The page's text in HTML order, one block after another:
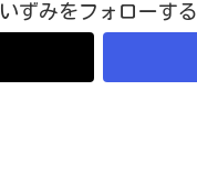
いずみをフォローする